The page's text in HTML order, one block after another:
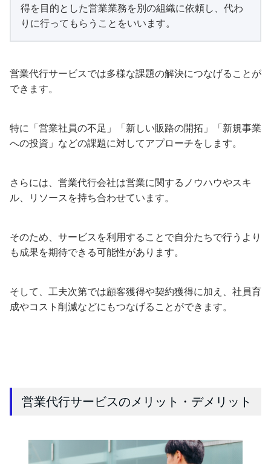
得を目的とした営業業務を別の組織に依頼し、代わ
りに行ってもらうことをいいます。
営業代行サービスでは多様な課題の解決につなげることが
できます。
特に「営業社員の不足」「新しい販路の開拓」「新規事業
への投資」などの課題に対してアプローチをします。
さらには、営業代行会社は営業に関するノウハウやスキ
ル、リソースを持ち合わせています。
そのため、サービスを利用することで自分たちで行うより
も成果を期待できる可能性があります。
そして、工夫次第では顧客獲得や契約獲得に加え、社員育
成やコスト削減などにもつなげることができます。
営業代行サービスのメリット・デメリット